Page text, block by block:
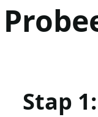
Stap